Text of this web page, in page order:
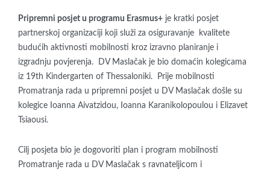
Pripremni posjet u programu Erasmus+ je kratki posjet
partnerskoj organizaciji koji služi za osiguravanje kvalitete
budućih aktivnosti mobilnosti kroz izravno planiranje i
izgradnju povjerenja. DV Maslačak je bio domaćin kolegicama
iz 19th Kindergarten of Thessaloniki. Prije mobilnosti
Promatranja rada u pripremni posjet u DV Maslačak došle su
kolegice Ioanna Aivatzidou, Ioanna Karanikolopoulou i Elizavet
Tsiaousi.
Cilj posjeta bio je dogovoriti plan i program mobilnosti
Promatranje rada u DV Maslačak s ravnateljicom i